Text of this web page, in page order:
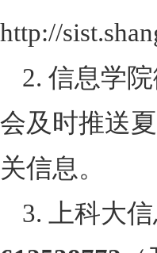
http://
2. 信息学
会及时推送
关信息。
3. 上科大